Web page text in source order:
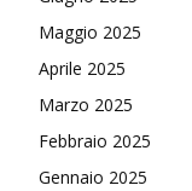
Maggio 2025
Aprile 2025
Marzo 2025
Febbraio 2025
Gennaio 2025